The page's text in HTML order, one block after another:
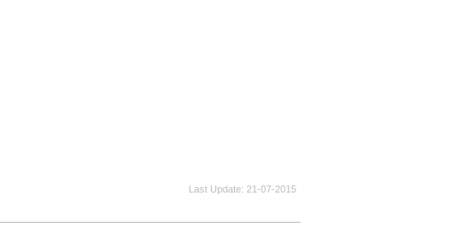
Last Update 21-07-2015